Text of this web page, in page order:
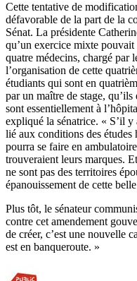
Cette tentative de
défavorable de la part de la
Sénat. La présidente
qu’un exercice mixte
quatre médecins, chargé par
l’organisation de cette
étudiants qui sont en
par un maître de stage,
sont essentiellement à
expliqué la sénatrice. « S’il
lié aux conditions des études
pourra se faire en
trouveraient leurs marques.
ne sont pas des territoires
épanouissement de cette
Plus tôt, le sénateur
contre cet amendement
de créer, c’est une nouvelle
est en banqueroute. »